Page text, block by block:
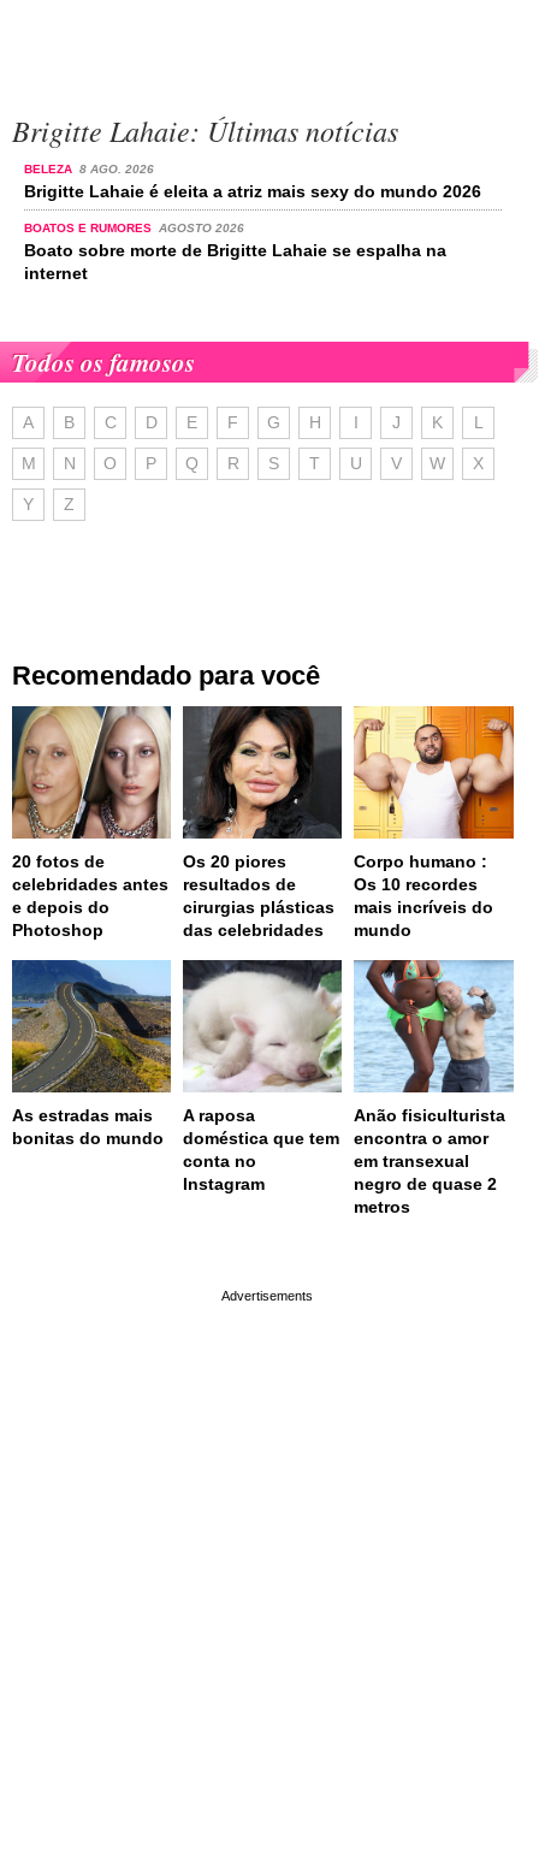
Brigitte Lahaie: Últimas notícias
BELEZA 8 AGO. 2026
Brigitte Lahaie é eleita a atriz mais sexy do mundo 2026
BOATOS E RUMORES AGOSTO 2026
Boato sobre morte de Brigitte Lahaie se espalha na
internet
Todos os famosos
A B C D E F G H I J K L
M N O P Q R S T U V W X
Y Z
Recomendado para você
20 fotos de
celebridades antes
e depois do
Photoshop
Os 20 piores
resultados de
cirurgias plásticas
das celebridades
Corpo humano :
Os 10 recordes
mais incríveis do
mundo
As estradas mais
bonitas do mundo
A raposa
doméstica que tem
conta no
Instagram
Anão fisiculturista
encontra o amor
em transexual
negro de quase 2
metros